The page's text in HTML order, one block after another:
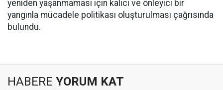
yeniden yaşanmaması için kalıcı ve önleyici bir
yangınla mücadele politikası oluşturulması çağrısında
bulundu.
HABERE YORUM KAT